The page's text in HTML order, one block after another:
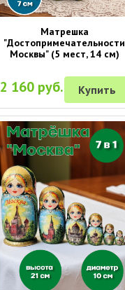
Матрешка
"Достопримечательности
Москвы" (5 мест, 14 см)
2 160 руб. Купить